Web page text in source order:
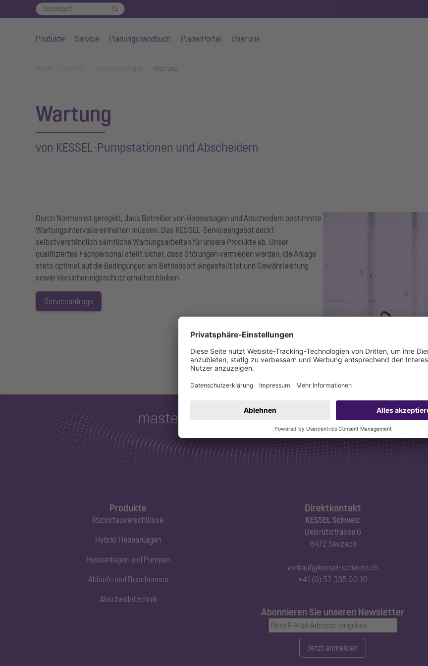
Produkte Service Planungshandbuch PlanerPortal Über uns
Wartung
Wartung
von KESSEL-Pumpstationen und Abscheidern
Durch Normen ist geregelt, dass Betreiber von Hebeanlagen und Abscheidern bestimmte
Wartungsintervalle einhalten müssen. Das KESSEL-Serviceangebot deckt
selbstverständlich sämtliche Wartungsarbeiten für unsere Produkte ab. Unser
qualifiziertes Fachpersonal stellt sicher, dass Störungen vermieden werden, die Anlage
stets optimal auf die Bedingungen am Betriebsort eingestellt ist und Gewährleistung
sowie Versicherungsschutz erhalten bleiben.
Serviceanfrage
Produkte
Rückstauverschlüsse
Hybrid-Hebeanlagen
Hebeanlagen und Pumpen
Abläufe und Duschrinnen
Abscheidetechnik
Direktkontakt
KESSEL Schweiz
Deisrütistrasse 6
8472 Seuzach
verkauf@kessel-schweiz.ch
+41 (0) 52 335 00 10
Abonnieren Sie unseren Newsletter
Jetzt anmelden